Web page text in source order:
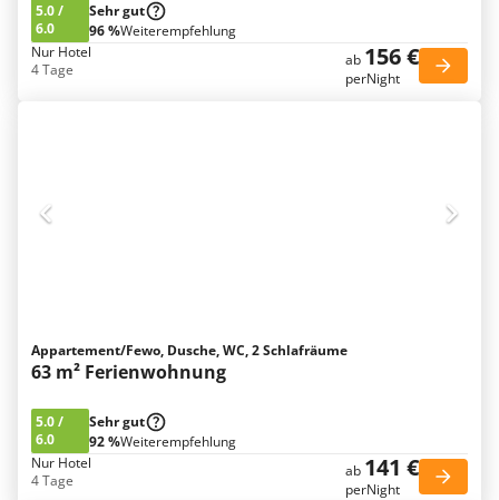
5.0/
6.0
Sehr gut
96 %Weiterempfehlung
Nur Hotel
4 Tage
ab 156 €
perNight
Appartement/Fewo, Dusche, WC, 2 Schlafräume
63 m² Ferienwohnung
5.0/
6.0
Sehr gut
92 %Weiterempfehlung
Nur Hotel
4 Tage
ab 141 €
perNight